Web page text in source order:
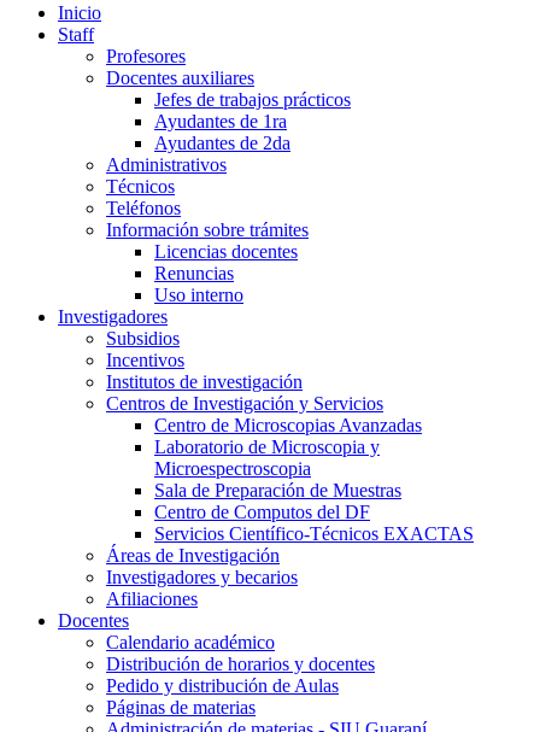
Inicio
Staff
Profesores
Docentes auxiliares
Jefes de trabajos prácticos
Ayudantes de 1ra
Ayudantes de 2da
Administrativos
Técnicos
Teléfonos
Información sobre trámites
Licencias docentes
Renuncias
Uso interno
Investigadores
Subsidios
Incentivos
Institutos de investigación
Centros de Investigación y Servicios
Centro de Microscopias Avanzadas
Laboratorio de Microscopia y
Microespectroscopia
Sala de Preparación de Muestras
Centro de Computos del DF
Servicios Científico-Técnicos EXACTAS
Áreas de Investigación
Investigadores y becarios
Afiliaciones
Docentes
Calendario académico
Distribución de horarios y docentes
Pedido y distribución de Aulas
Páginas de materias